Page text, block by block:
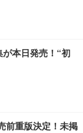
本日発売！“初
前重版決定！未掲